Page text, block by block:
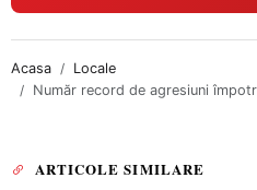
Acasa
Locale
Număr record de agresiuni
ARTICOLE SIMILARE